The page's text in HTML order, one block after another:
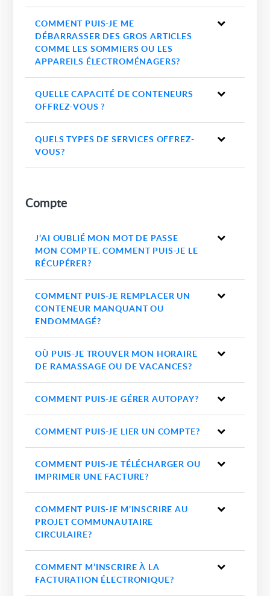
COMMENT PUIS-JE ME
DÉBARRASSER DES GROS ARTICLES
COMME LES SOMMIERS OU LES
APPAREILS ÉLECTROMÉNAGERS?
QUELLE CAPACITÉ DE CONTENEURS
OFFREZ-VOUS ?
QUELS TYPES DE SERVICES OFFREZ-
VOUS?
Compte
J’AI OUBLIÉ MON MOT DE PASSE
MON COMPTE. COMMENT PUIS-JE LE
RÉCUPÉRER?
COMMENT PUIS-JE REMPLACER UN
CONTENEUR MANQUANT OU
ENDOMMAGÉ?
OÙ PUIS-JE TROUVER MON HORAIRE
DE RAMASSAGE OU DE VACANCES?
COMMENT PUIS-JE GÉRER AUTOPAY?
COMMENT PUIS-JE LIER UN COMPTE?
COMMENT PUIS-JE TÉLÉCHARGER OU
IMPRIMER UNE FACTURE?
COMMENT PUIS-JE M’INSCRIRE AU
PROJET COMMUNAUTAIRE
CIRCULAIRE?
COMMENT M’INSCRIRE À LA
FACTURATION ÉLECTRONIQUE?